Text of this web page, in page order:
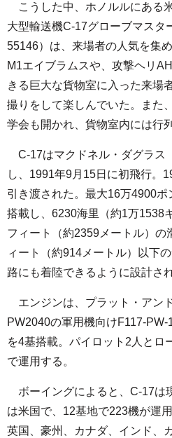
こうした中、ホノルルにある
大型輸送機C-17グローブマスタ
55146）は、来場者の人気を集
M1エイブラムスや、攻撃ヘリ
きる巨大な貨物室に入った来場
撮りをして楽しんでいた。また
学会も開かれ、貨物室内には行
C-17はマクドネル・ダグラス
し、1991年9月15日に初飛行。
引き渡された。最大16万4900
搭載し、6230海里（約1万1538
フィート（約2359メートル）の
ィート（約914メートル）以下
路にも着陸できるように設計さ
エンジンは、プラット・アン
PW2040の軍用機向けF117-PW-
を4基搭載。パイロット2人とロ
で運用する。
ボーイングによると、C-17は
は米国で、12基地で223機が運
英国、豪州、カナダ、インド、